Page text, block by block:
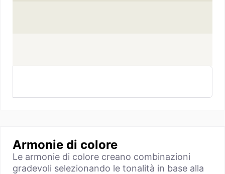
Armonie di colore
Le armonie di colore creano combinazioni
gradevoli selezionando le tonalità in base alla